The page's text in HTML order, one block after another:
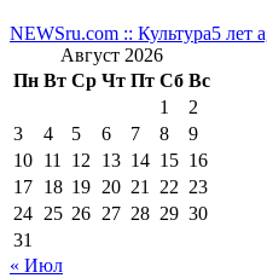
NEWSru.com :: Культура5 лет
Август 2026
Пн Вт Ср Чт Пт Сб Вс
1
2
3
4 5 6 7 8
9
10 11 12 13 14 15 16
17 18 19 20 21 22 23
24 25 26 27 28 29 30
31
« Июл